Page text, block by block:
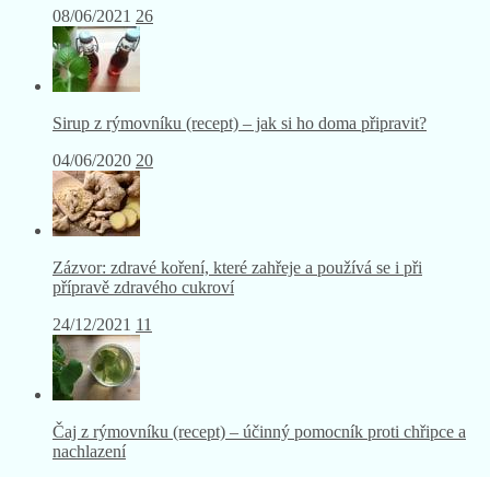
08/06/2021 26
Sirup z rýmovníku (recept) – jak si ho doma připravit?
04/06/2020 20
Zázvor: zdravé koření, které zahřeje a používá se i při
přípravě zdravého cukroví
24/12/2021 11
Čaj z rýmovníku (recept) – účinný pomocník proti chřipce a
nachlazení